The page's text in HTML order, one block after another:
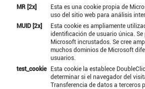
MR [2x]
Esta es una cookie propia de
uso del sitio web para análisis
MUID [2x]
Esta cookie es ampliamente
identificación de usuario única.
Microsoft incrustados. Se cree
muchos dominios de Microsoft
usuarios.
test_cookie
Esta cookie la establece
determinar si el navegador del
Transferencia de datos a terceros